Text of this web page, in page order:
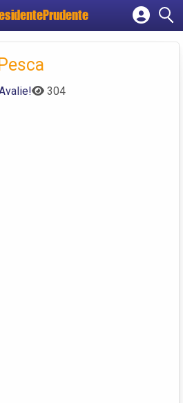
Cadastrar empresa
Criar conta
304